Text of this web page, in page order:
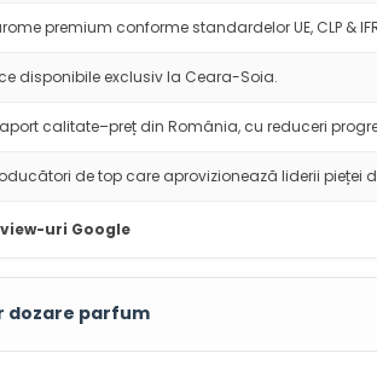
premium conforme standardelor UE, CLP &
disponibile exclusiv la Ceara-Soia.
calitate–preț din România, cu reduceri
de top care aprovizionează liderii pieței
uri Google
dozare parfum